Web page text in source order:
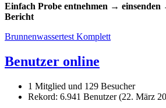
Einfach Probe entnehmen →
Bericht
Brunnenwassertest Komplett
Benutzer online
1 Mitglied und 129 Besucher
Rekord: 6.941 Benutzer (22. März